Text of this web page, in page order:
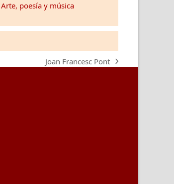
Arte, poesía y música
next
Joan Francesc Pont